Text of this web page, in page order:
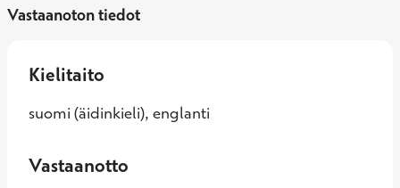
Vastaanoton tiedot
Kielitaito
suomi (äidinkieli), englanti
Vastaanotto